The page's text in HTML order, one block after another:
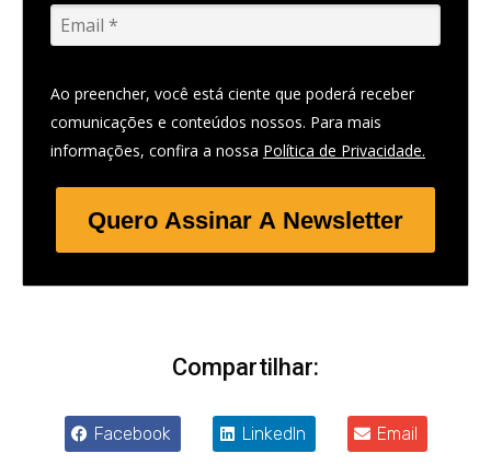
Ao preencher, você está ciente que poderá receber
comunicações e conteúdos nossos. Para mais
informações, confira a nossa Política de Privacidade.
Quero Assinar A Newsletter
Compartilhar:
Facebook LinkedIn Email